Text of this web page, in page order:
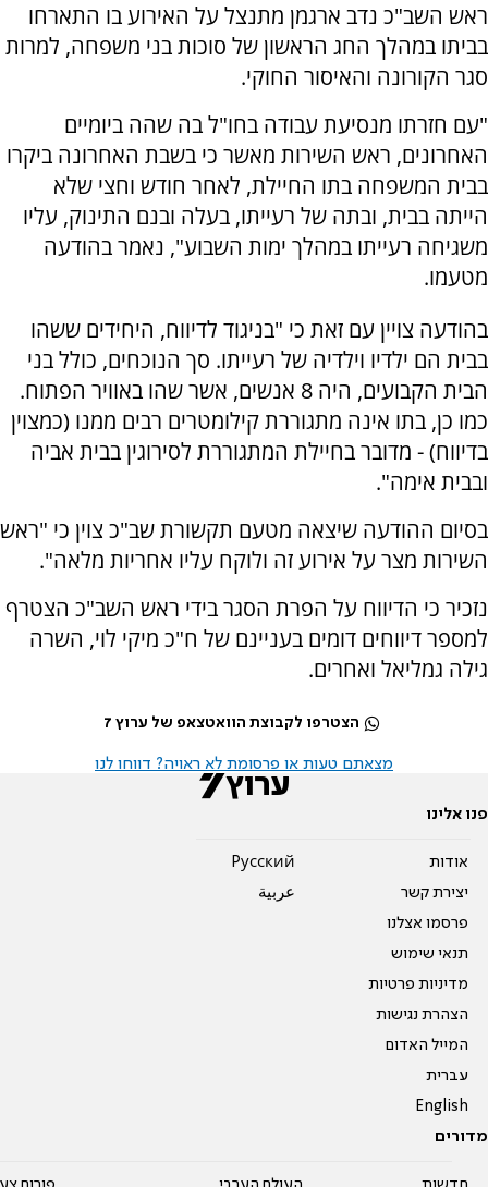
ראש השב"כ נדב ארגמן מתנצל על האירוע בו התארחו
בביתו במהלך החג הראשון של סוכות בני משפחה, למרות
סגר הקורונה והאיסור החוקי.
"עם חזרתו מנסיעת עבודה בחו"ל בה שהה ביומיים
האחרונים, ראש השירות מאשר כי בשבת האחרונה ביקרו
בבית המשפחה בתו החיילת, לאחר חודש וחצי שלא
הייתה בבית, ובתה של רעייתו, בעלה ובנם התינוק, עליו
משגיחה רעייתו במהלך ימות השבוע", נאמר בהודעה
מטעמו.
בהודעה צויין עם זאת כי "בניגוד לדיווח, היחידים ששהו
בבית הם ילדיו וילדיה של רעייתו. סך הנוכחים, כולל בני
הבית הקבועים, היה 8 אנשים, אשר שהו באוויר הפתוח.
כמו כן, בתו אינה מתגוררת קילומטרים רבים ממנו (כמצוין
בדיווח) - מדובר בחיילת המתגוררת לסירוגין בבית אביה
ובבית אימה".
בסיום ההודעה שיצאה מטעם תקשורת שב"כ צוין כי "ראש
השירות מצר על אירוע זה ולוקח עליו אחריות מלאה".
נזכיר כי הדיווח על הפרת הסגר בידי ראש השב"כ הצטרף
למספר דיווחים דומים בעניינם של ח"כ מיקי לוי, השרה
גילה גמליאל ואחרים.
הצטרפו לקבוצת הוואטצאפ של ערוץ 7
מצאתם טעות או פרסומת לא ראויה? דווחו לנו
פנו אלינו
אודות
יצירת קשר
פרסמו אצלנו
תנאי שימוש
מדיניות פרטיות
הצהרת נגישות
המייל האדום
עברית
English
Pусский
عربية
מדורים